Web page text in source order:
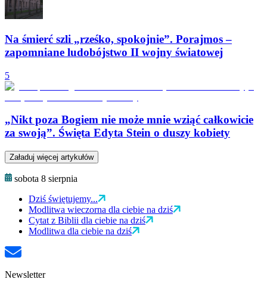
Na śmierć szli „rześko, spokojnie”. Porajmos –
zapomniane ludobójstwo II wojny światowej
5
„Nikt poza Bogiem nie może mnie wziąć całkowicie
za swoją”. Święta Edyta Stein o duszy kobiety
Załaduj więcej artykułów
sobota 8 sierpnia
Dziś świętujemy...
Modlitwa wieczorna dla ciebie na dziś
Cytat z Biblii dla ciebie na dziś
Modlitwa dla ciebie na dziś
Newsletter